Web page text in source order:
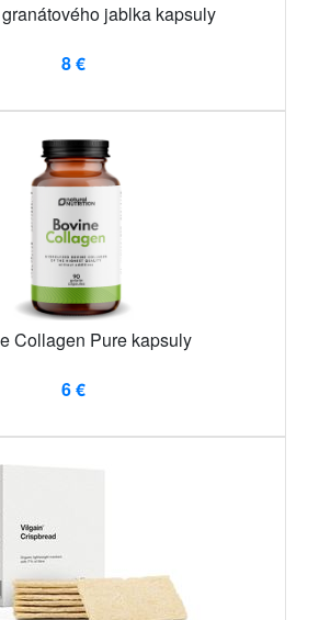
jablka kapsuly
8 €
Collagen Pure kapsuly
6 €